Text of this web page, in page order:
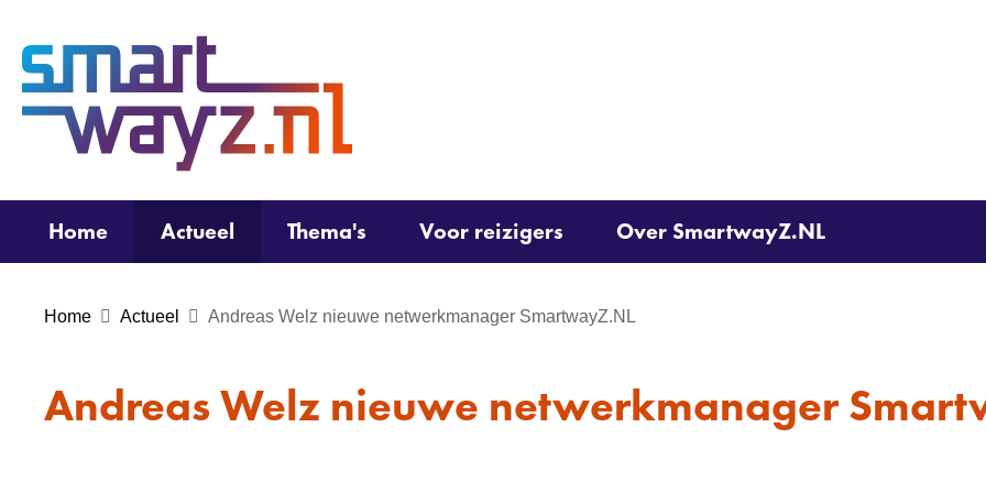
Home Actueel Thema's Voor reizigers Over SmartwayZ.NL
Home Actueel Andreas Welz nieuwe netwerkmanager SmartwayZ.NL
Andreas Welz nieuwe netwerkmanager